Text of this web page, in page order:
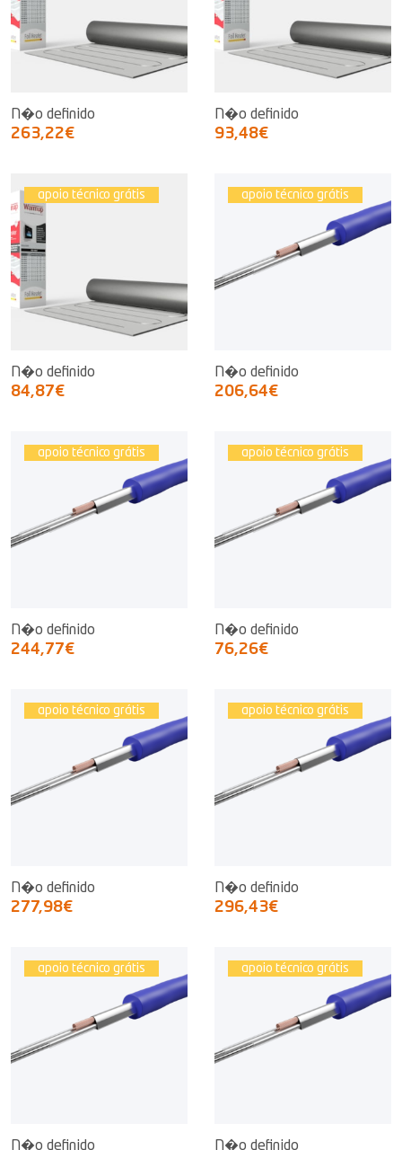
N�o definido
263,22€
N�o definido
93,48€
apoio técnico grátis
N�o definido
84,87€
apoio técnico grátis
N�o definido
206,64€
apoio técnico grátis
N�o definido
244,77€
apoio técnico grátis
N�o definido
76,26€
apoio técnico grátis
N�o definido
277,98€
apoio técnico grátis
N�o definido
296,43€
apoio técnico grátis
N�o definido
apoio técnico grátis
N�o definido